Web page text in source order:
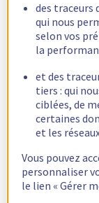
des traceurs
qui nous
selon vos
la
et des
tiers : qui
ciblées, de
certaines
et les
Vous pouvez
personnaliser
le lien « Gérer